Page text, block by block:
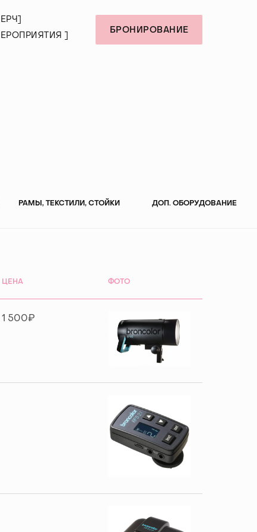
ЕРЧ]
ЕР Ч ]
ЕРОПРИЯТИЯ ]
БРОНИРОВАНИЕ
РАМЫ, ТЕКСТИЛИ, СТОЙКИ ДОП. ОБОРУДОВАНИЕ
ЦЕНА ФОТО
1 500₽